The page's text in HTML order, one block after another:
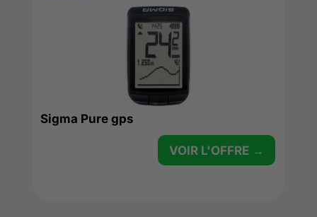
Sigma Pure gps
VOIR L'OFFRE →